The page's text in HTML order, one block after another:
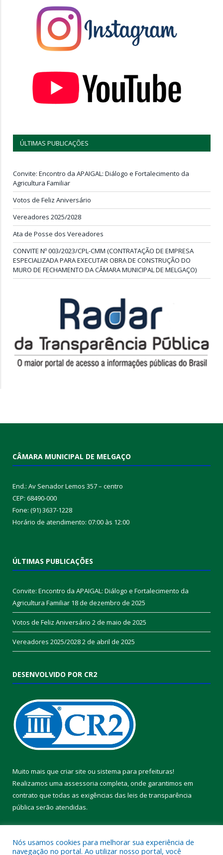
ÚLTIMAS PUBLICAÇÕES
Convite: Encontro da APAIGAL: Diálogo e Fortalecimento da
Agricultura Familiar
Votos de Feliz Aniversário
Vereadores 2025/2028
Ata de Posse dos Vereadores
CONVITE Nº 003/2023/CPL-CMM (CONTRATAÇÃO DE EMPRESA
ESPECIALIZADA PARA EXECUTAR OBRA DE CONSTRUÇÃO DO
MURO DE FECHAMENTO DA CÂMARA MUNICIPAL DE MELGAÇO)
CÂMARA MUNICIPAL DE MELGAÇO
End.: Av Senador Lemos 357 – centro
CEP: 68490-000
Fone: (91) 3637-1228
Horário de atendimento: 07:00 às 12:00
ÚLTIMAS PUBLICAÇÕES
Convite: Encontro da APAIGAL: Diálogo e Fortalecimento da
Agricultura Familiar 18 de dezembro de 2025
Votos de Feliz Aniversário 2 de maio de 2025
Vereadores 2025/20282 de abril de 2025
DESENVOLVIDO POR CR2
Muito mais que criar site ou sistema para prefeituras!
Realizamos uma assessoria completa, onde garantimos em
contrato que todas as exigências das leis de transparência
pública serão atendidas.
Nós usamos cookies para melhorar sua experiência de
navegação no portal. Ao utilizar nosso portal, você